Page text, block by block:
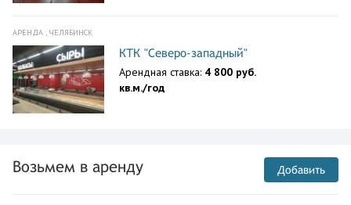
АРЕНДА , ЧЕЛЯБИНСК
КТК "Северо-западный"
Арендная ставка: 4 800 руб.
кв.м./год
Возьмем в аренду Добавить